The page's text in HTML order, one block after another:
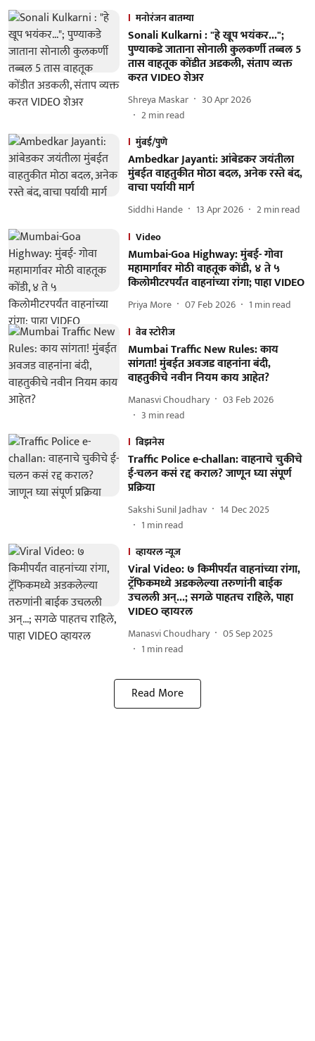
मनोरंजन बातम्या
Sonali Kulkarni : "हे खूप भयंकर...";
पुण्याकडे जाताना सोनाली कुलकर्णी तब्बल 5
तास वाहतूक कोंडीत अडकली, संताप व्यक्त
करत VIDEO शेअर
Shreya Maskar
30 Apr 2026
2min read
मुंबई/पुणे
Ambedkar Jayanti: आंबेडकर जयंतीला
मुंबईत वाहतुकीत मोठा बदल, अनेक रस्ते बंद,
वाचा पर्यायी मार्ग
Siddhi Hande 13 Apr 2026 2min read
Video
Mumbai-Goa Highway: मुंबई- गोवा
महामार्गावर मोठी वाहतूक कोंडी, ४ ते ५
किलोमीटरपर्यंत वाहनांच्या रांगा; पाहा VIDEO
Priya More 07 Feb 2026 1 min read
वेब स्टोरीज
Mumbai Traffic New Rules: काय
सांगता! मुंबईत अवजड वाहनांना बंदी,
वाहतुकीचे नवीन नियम काय आहेत?
Manasvi Choudhary
03 Feb 2026
3 min read
बिझनेस
Traffic Police e-challan: वाहनाचे चुकीचे
ई-चलन कसं रद्द कराल? जाणून घ्या संपूर्ण
प्रक्रिया
Sakshi Sunil Jadhav
14 Dec 2025
1 min read
व्हायरल न्यूज
Viral Video: ७ किमीपर्यंत वाहनांच्या रांगा,
ट्रॅफिकमध्ये अडकलेल्या तरुणांनी बाईक
उचलली अन्...; सगळे पाहतच राहिले, पाहा
VIDEO व्हायरल
Manasvi Choudhary
05 Sep 2025
1 min read
Read More